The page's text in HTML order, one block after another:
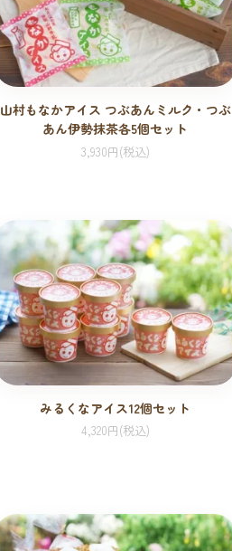
山村もなかアイス つぶあんミルク・つぶ
あん伊勢抹茶各5個セット
3,930円(税込)
みるくなアイス12個セット
4,320円(税込)